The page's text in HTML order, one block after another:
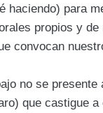
haciendo) para
propios y
convocan
no se
que castigue